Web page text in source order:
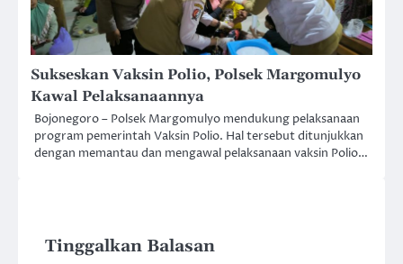
Sukseskan Vaksin Polio, Polsek Margomulyo
Kawal Pelaksanaannya
Bojonegoro – Polsek Margomulyo mendukung pelaksanaan
program pemerintah Vaksin Polio. Hal tersebut ditunjukkan
dengan memantau dan mengawal pelaksanaan vaksin Polio…
Tinggalkan Balasan